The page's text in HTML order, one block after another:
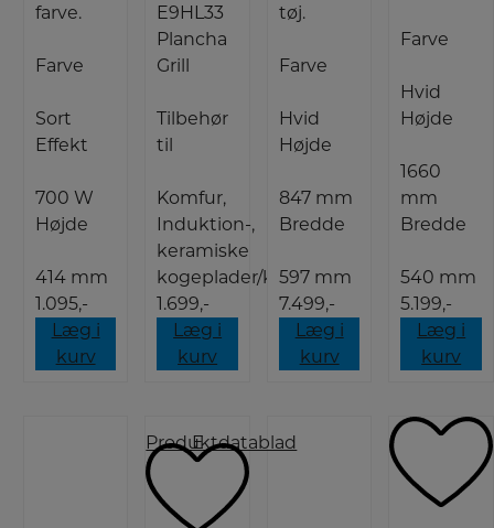
farve.
Farve
Sort
Effekt
700 W
Højde
414 mm
1.095,-
Læg i
kurv
E9HL33
Plancha
Grill
Tilbehør
til
Komfur,
Induktion-,
keramiske
kogeplader/komfur
1.699,-
Læg i
kurv
tøj.
Farve
Hvid
Højde
847 mm
Bredde
597 mm
7.499,-
Læg i
kurv
Farve
Hvid
Højde
1660
mm
Bredde
540 mm
5.199,-
Læg i
kurv
E
Produktdatablad